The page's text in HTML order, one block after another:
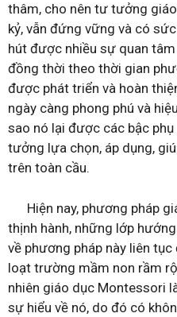
thâm, cho nên tư tưởng
kỷ, vẫn đứng vững và có
hút được nhiều sự quan
đồng thời theo thời gian
được phát triển và hoàn
ngày càng phong phú và
sao nó lại được các bậc
tưởng lựa chọn, áp dụng,
trên toàn cầu.
Hiện nay, phương pháp
thịnh hành, những lớp
về phương pháp này liên
loạt trường mầm non rầm
nhiên giáo dục Montessori
sự hiểu về nó, do đó có